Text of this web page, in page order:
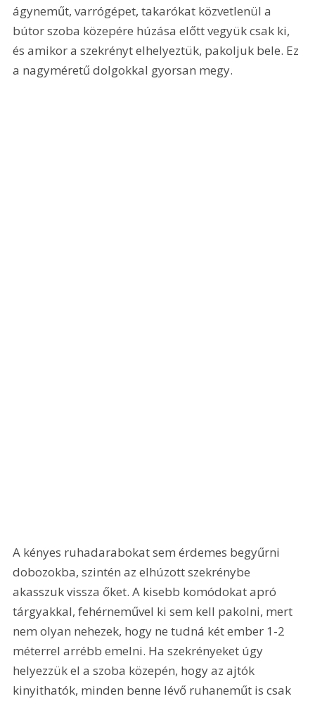
ágyneműt, varrógépet, takarókat közvetlenül a
bútor szoba közepére húzása előtt vegyük csak ki,
és amikor a szekrényt elhelyeztük, pakoljuk bele. Ez
a nagyméretű dolgokkal gyorsan megy.
A kényes ruhadarabokat sem érdemes begyűrni
dobozokba, szintén az elhúzott szekrénybe
akasszuk vissza őket. A kisebb komódokat apró
tárgyakkal, fehérneművel ki sem kell pakolni, mert
nem olyan nehezek, hogy ne tudná két ember 1-2
méterrel arrébb emelni. Ha szekrényeket úgy
helyezzük el a szoba közepén, hogy az ajtók
kinyithatók, minden benne lévő ruhaneműt is csak